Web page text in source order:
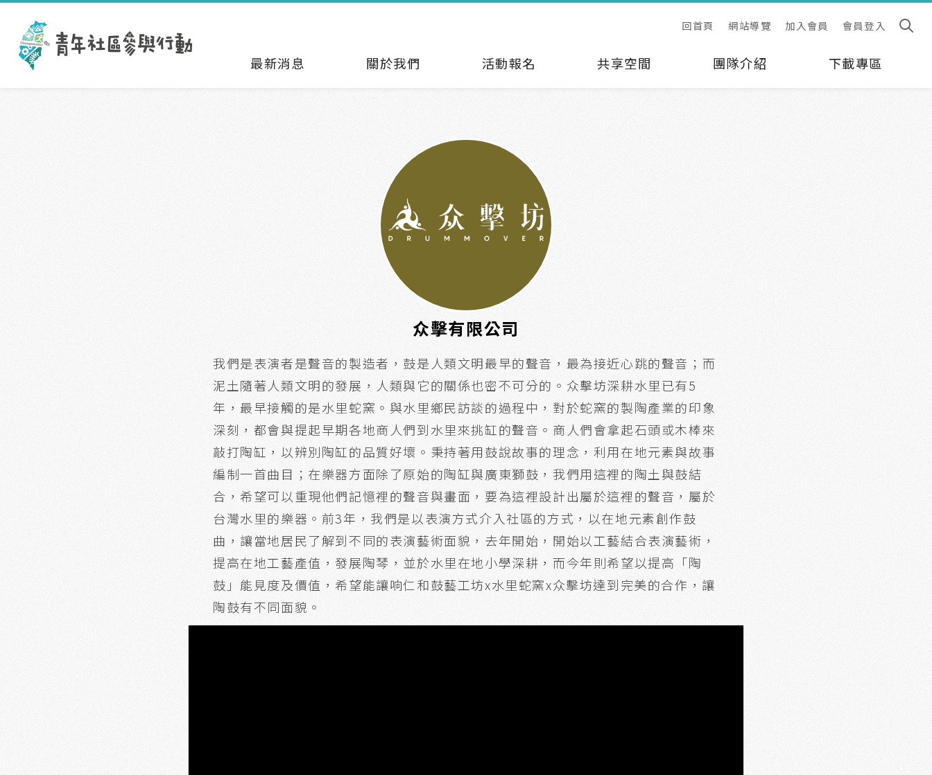
回首頁 網站導覽 加入會員 會員登入
最新消息 關於我們 活動報名 共享空間 團隊介紹 下載專區
众擊有限公司
我們是表演者是聲音的製造者，鼓是人類文明最早的聲音，最為接近心跳的聲音；而
泥土隨著人類文明的發展，人類與它的關係也密不可分的。众擊坊深耕水里已有5
年，最早接觸的是水里蛇窯。與水里鄉民訪談的過程中，對於蛇窯的製陶產業的印象
深刻，都會與提起早期各地商人們到水里來挑缸的聲音。商人們會拿起石頭或木棒來
敲打陶缸，以辨別陶缸的品質好壞。秉持著用鼓說故事的理念，利用在地元素與故事
編制一首曲目；在樂器方面除了原始的陶缸與廣東獅鼓，我們用這裡的陶土與鼓結
合，希望可以重現他們記憶裡的聲音與畫面，要為這裡設計出屬於這裡的聲音，屬於
台灣水里的樂器。前3年，我們是以表演方式介入社區的方式，以在地元素創作鼓
曲，讓當地居民了解到不同的表演藝術面貌，去年開始，開始以工藝結合表演藝術，
提高在地工藝產值，發展陶琴，並於水里在地小學深耕，而今年則希望以提高「陶
鼓」能見度及價值，希望能讓响仁和鼓藝工坊x水里蛇窯x众擊坊達到完美的合作，讓
陶鼓有不同面貌。